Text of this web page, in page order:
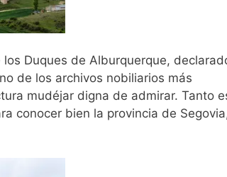
Duques de Alburquerque,
de los archivos nobiliarios más
mudéjar digna de admirar. Tanto
conocer bien la provincia de